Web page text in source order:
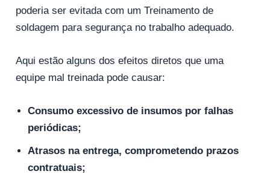
poderia ser evitada com um Treinamento de
soldagem para segurança no trabalho adequado.
Aqui estão alguns dos efeitos diretos que uma
equipe mal treinada pode causar:
Consumo excessivo de insumos por falhas
periódicas;
Atrasos na entrega, comprometendo prazos
contratuais;